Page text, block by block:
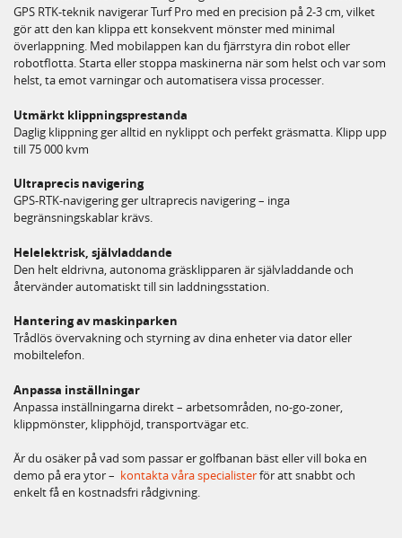
GPS RTK-teknik navigerar Turf Pro med en precision på 2-3 cm, vilket
gör att den kan klippa ett konsekvent mönster med minimal
överlappning. Med mobilappen kan du fjärrstyra din robot eller
robotflotta. Starta eller stoppa maskinerna när som helst och var som
helst, ta emot varningar och automatisera vissa processer.
Utmärkt klippningsprestanda
Daglig klippning ger alltid en nyklippt och perfekt gräsmatta. Klipp upp
till 75 000 kvm
Ultraprecis navigering
GPS-RTK-navigering ger ultraprecis navigering – inga
begränsningskablar krävs.
Helelektrisk, självladdande
Den helt eldrivna, autonoma gräsklipparen är självladdande och
återvänder automatiskt till sin laddningsstation.
Hantering av maskinparken
Trådlös övervakning och styrning av dina enheter via dator eller
mobiltelefon.
Anpassa inställningar
Anpassa inställningarna direkt – arbetsområden, no-go-zoner,
klippmönster, klipphöjd, transportvägar etc.
Är du osäker på vad som passar er golfbanan bäst eller vill boka en
demo på era ytor – kontakta våra specialisterför att snabbt och
enkelt få en kostnadsfri rådgivning.